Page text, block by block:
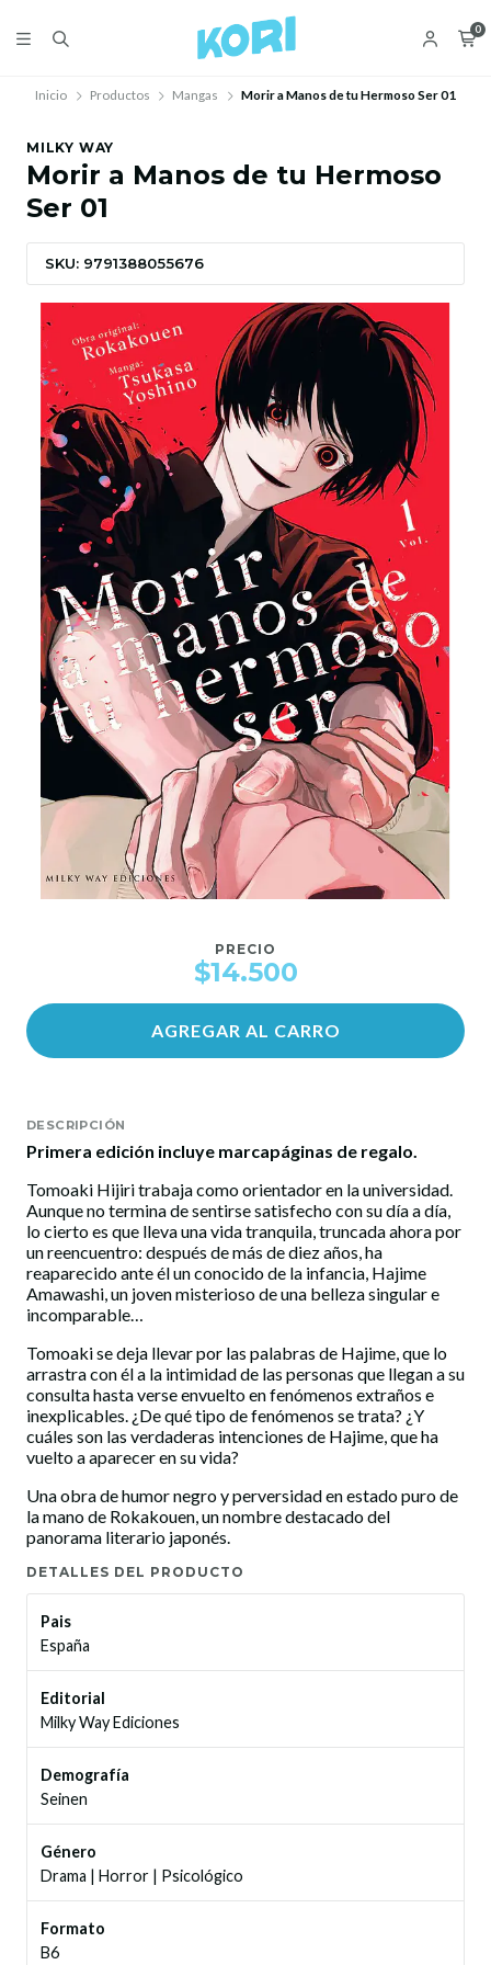
0
Inicio Productos Mangas Morir a Manos de tu Hermoso Ser 01
MILKY WAY
Morir a Manos de tu Hermoso
Ser 01
SKU: 9791388055676
PRECIO
$14.500
AGREGAR AL CARRO
DESCRIPCIÓN
Primera edición incluye marcapáginas de regalo.
Tomoaki Hijiri trabaja como orientador en la universidad.
Aunque no termina de sentirse satisfecho con su día a día,
lo cierto es que lleva una vida tranquila, truncada ahora por
un reencuentro: después de más de diez años, ha
reaparecido ante él un conocido de la infancia, Hajime
Amawashi, un joven misterioso de una belleza singular e
incomparable…
Tomoaki se deja llevar por las palabras de Hajime, que lo
arrastra con él a la intimidad de las personas que llegan a su
consulta hasta verse envuelto en fenómenos extraños e
inexplicables. ¿De qué tipo de fenómenos se trata? ¿Y
cuáles son las verdaderas intenciones de Hajime, que ha
vuelto a aparecer en su vida?
Una obra de humor negro y perversidad en estado puro de
la mano de Rokakouen, un nombre destacado del
panorama literario japonés.
DETALLES DEL PRODUCTO
Pais
España
Editorial
Milky Way Ediciones
Demografía
Seinen
Género
Drama | Horror | Psicológico
Formato
B6